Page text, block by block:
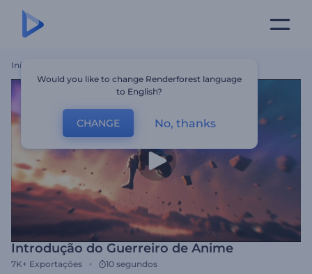
Início
Introdução do Guerreiro de Anime
7K+ Exportações 10 segundos
Would you like to change Renderforest language
to English?
CHANGE No, thanks